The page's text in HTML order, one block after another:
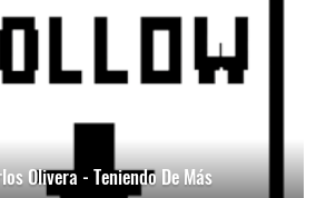
Olivera - Teniendo De Más